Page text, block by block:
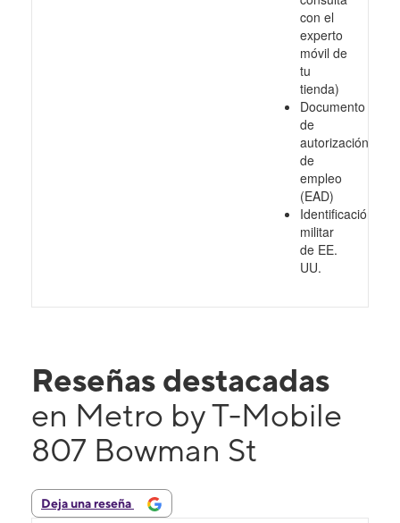
con el
experto
móvil de
tu
tienda)
Documento
de
autorización
de
empleo
(EAD)
Identificación
militar
de EE.
UU.
Reseñas destacadas
en Metro by T-Mobile
807 Bowman St
Deja una reseña